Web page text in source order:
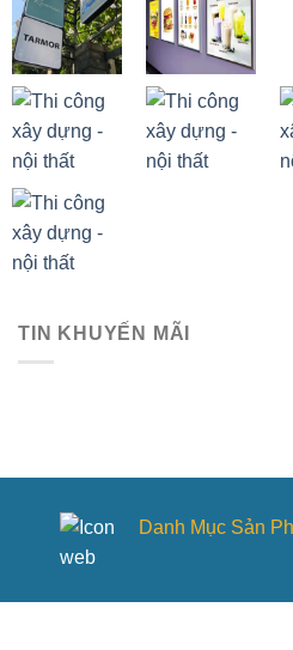
TIN KHUYẾN MÃI
Danh Mục Sản